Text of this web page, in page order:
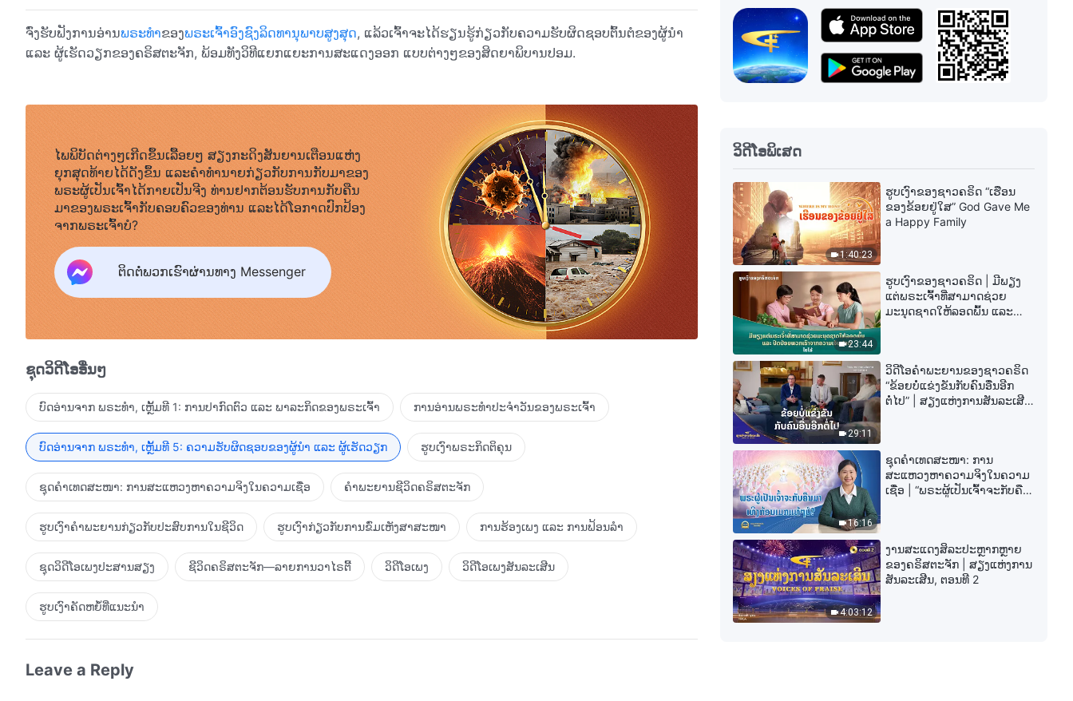
44:10
ເຮັດວຽກ (4)" ສ່ວນທີ ສາມ
ການອ່ານພຣະທຳຂອງພຣະເຈົ້າ |
"ຄວາມຮັບຜິດຊອບຂອງຜູ້ນໍາ ແລະ ຜູ້
40:14
48:05
ການອ່ານພຣະທຳຂອງພຣະເຈົ້າ |
"ຄວາມຮັບຜິດຊອບຂອງຜູ້ນໍາ ແລະ ຜູ້
ເຮັດວຽກ (9)" ສ່ວນທີ ສອງ
47:34
ການອ່ານພຣະທຳຂອງພຣະເຈົ້າ |
"ຄວາມຮັບຜິດຊອບຂອງຜູ້ນໍາ ແລະ ຜູ້
ເຮັດວຽກ (9)" ສ່ວນທີ ສາມ
58:14
ການອ່ານພຣະທຳຂອງພຣະເຈົ້າ |
"ຄວາມຮັບຜິດຊອບຂອງຜູ້ນໍາ ແລະ ຜູ້
ເຮັດວຽກ (9)" ສ່ວນທີ ສີ່
34:15
ການອ່ານພຣະທຳຂອງພຣະເຈົ້າ |
"ຄວາມຮັບຜິດຊອບຂອງຜູ້ນໍາ ແລະ ຜູ້
ເຮັດວຽກ (11)" ສ່ວນທີ ໜຶ່ງ
53:20
ການອ່ານພຣະທຳຂອງພຣະເຈົ້າ |
"ຄວາມຮັບຜິດຊອບຂອງຜູ້ນໍາ ແລະ ຜູ້
ເຮັດວຽກ (11)" ສ່ວນທີ ສອງ
ຈົ່ງຮັບຟັງການອ່ານພຣະທຳຂອງພຣະເຈົ້າອົງຊົງລິດທານຸພາບສູງສຸດ, ແລ້ວເຈົ້າຈະໄດ້ຮຽນຮູ້ກ່ຽວກັບຄວາມຮັບຜິດຊອບຕົ້ນຕໍຂອງຜູ້ນຳ
ແລະ ຜູ້ເຮັດວຽກຂອງຄຣິສຕະຈັກ, ພ້ອມທັງວິທີແຍກແຍະການສະແດງອອກ ແບບຕ່າງໆຂອງສິດຍາພິບານປອມ.
ໄພພິບັດຕ່າງໆເກີດຂຶ້ນເລື້ອຍໆ ສຽງກະດິງສັນຍານເຕືອນແຫ່ງ
ຍຸກສຸດທ້າຍໄດ້ດັງຂຶ້ນ ແລະຄໍາທໍານາຍກ່ຽວກັບການກັບມາຂອງ
ພຣະຜູ້ເປັນເຈົ້າໄດ້ກາຍເປັນຈີງ ທ່ານຢາກຕ້ອນຮັບການກັບຄືນ
ມາຂອງພຣະເຈົ້າກັບຄອບຄົວຂອງທ່ານ ແລະໄດ້ໂອກາດປົກປ້ອງ
ຈາກພຣະເຈົ້າບໍ?
ຕິດຕໍ່ພວກເຮົາຜ່ານທາງ Messenger
ຊຸດວິດີໂອອື່ນໆ
ບົດອ່ານຈາກ ພຣະທຳ, ເຫຼັ້ມທີ 1: ການປາກົດຕົວ ແລະ ພາລະກິດຂອງພຣະເຈົ້າ ການອ່ານພຣະທຳປະຈຳວັນຂອງພຣະເຈົ້າ
ບົດອ່ານຈາກ ພຣະທຳ, ເຫຼັ້ມທີ 5: ຄວາມຮັບຜິດຊອບຂອງຜູ້ນໍາ ແລະ ຜູ້ເຮັດວຽກ ຮູບເງົາພຣະກິດຕິຄຸນ
ຊຸດຄຳເທດສະໜາ: ການສະແຫວງຫາຄວາມຈິງໃນຄວາມເຊື່ອ ຄຳພະຍານຊີວິດຄຣິສຕະຈັກ
ຮູບເງົາຄຳພະຍານກ່ຽວກັບປະສົບການໃນຊີວິດ ຮູບເງົາກ່ຽວກັບການຂົ່ມເຫັງສາສະໜາ ການຮ້ອງເພງ ແລະ ການຟ້ອນລຳ
ຊຸດວິດີໂອເພງປະສານສຽງ ຊີວິດຄຣິສຕະຈັກ—ລາຍການວາໄຣຕີ້ ວິດີໂອເພງ ວິດີໂອເພງສັນລະເສີນ
ຮູບເງົາຄັດຫຍໍ້ທີ່ແນະນໍາ
Leave a Reply
ວິດີໂອພິເສດ
1:40:23
ຮູບເງົາຂອງຊາວຄຣິດ “ເຮືອນ
ຂອງຂ້ອຍຢູ່ໃສ” God Gave Me
a Happy Family
23:44
ຮູບເງົາຂອງຊາວຄຣິດ | ມີພຽງ
ແຕ່ພຣະເຈົ້າທີ່ສາມາດຊ່ວຍ
ມະນຸດຊາດໃຫ້ລອດພົ້ນ ແລະ
29:11
ວິດີໂອຄຳພະຍານຂອງຊາວຄຣິດ
“ຂ້ອຍບໍ່ແຂ່ງຂັນກັບຄົນອື່ນອີກ
ຕໍ່ໄປ” | ສຽງແຫ່ງການສັນລະເສີນ
16:16
ຊຸດຄຳເທດສະໜາ: ການ
ສະແຫວງຫາຄວາມຈິງໃນຄວາມ
ເຊື່ອ | “ພຣະຜູ້ເປັນເຈົ້າຈະກັບຄືນ
4:03:12
ງານສະແດງສິລະປະຫຼາກຫຼາຍ
ຂອງຄຣິສຕະຈັກ | ສຽງແຫ່ງການ
ສັນລະເສີນ, ຕອນທີ 2